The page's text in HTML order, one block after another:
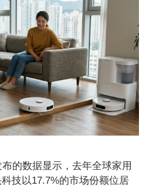
的数据显示，去年全球家用
技以17.7%的市场份额位居